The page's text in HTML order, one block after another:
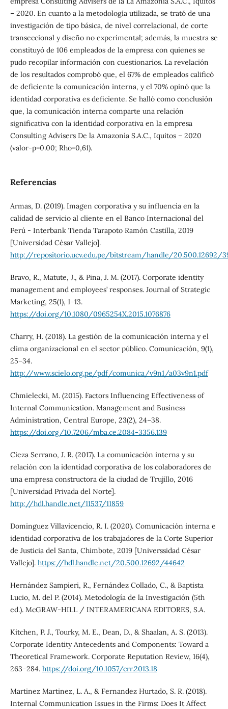
– 2020. En cuanto a la metodología utilizada, se trató de una
investigación de tipo básica, de nivel correlacional, de corte
transeccional y diseño no experimental; además, la muestra se
constituyó de 106 empleados de la empresa con quienes se
pudo recopilar información con cuestionarios. La revelación
de los resultados comprobó que, el 67% de empleados calificó
de deficiente la comunicación interna, y el 70% opinó que la
identidad corporativa es deficiente. Se halló como conclusión
que, la comunicación interna comparte una relación
significativa con la identidad corporativa en la empresa
Consulting Advisers De la Amazonía S.A.C., Iquitos – 2020
(valor-p=0.00; Rho=0,61).
Referencias
Armas, D. (2019). Imagen corporativa y su influencia en la
calidad de servicio al cliente en el Banco Internacional del
Perú - Interbank Tienda Tarapoto Ramón Castilla, 2019
[Universidad César Vallejo].
http://repositorio.ucv.edu.pe/bitstream/handle/20.500.12692/
Bravo, R., Matute, J., & Pina, J. M. (2017). Corporate identity
management and employees’ responses. Journal of Strategic
Marketing, 25(1), 1–13.
https://doi.org/10.1080/0965254X.2015.1076876
Charry, H. (2018). La gestión de la comunicación interna y el
clima organizacional en el sector público. Comunicación, 9(1),
25–34.
http://www.scielo.org.pe/pdf/comunica/v9n1/a03v9n1.pdf
Chmielecki, M. (2015). Factors Influencing Effectiveness of
Internal Communication. Management and Business
Administration, Central Europe, 23(2), 24–38.
https://doi.org/10.7206/mba.ce.2084-3356.139
Cieza Serrano, J. R. (2017). La comunicación interna y su
relación con la identidad corporativa de los colaboradores de
una empresa constructora de la ciudad de Trujillo, 2016
[Universidad Privada del Norte].
http://hdl.handle.net/11537/11859
Dominguez Villavicencio, R. I. (2020). Comunicación interna e
identidad corporativa de los trabajadores de la Corte Superior
de Justicia del Santa, Chimbote, 2019 [Universsidad César
Vallejo]. https://hdl.handle.net/20.500.12692/44642
Hernández Sampieri, R., Fernández Collado, C., & Baptista
Lucio, M. del P. (2014). Metodología de la Investigación (5th
ed.). McGRAW-HILL / INTERAMERICANA EDITORES, S.A.
Kitchen, P. J., Tourky, M. E., Dean, D., & Shaalan, A. S. (2013).
Corporate Identity Antecedents and Components: Toward a
Theoretical Framework. Corporate Reputation Review, 16(4),
263–284. https://doi.org/10.1057/crr.2013.18
Martinez Martinez, L. A., & Fernandez Hurtado, S. R. (2018).
Internal Communication Issues in the Firms: Does It Affect